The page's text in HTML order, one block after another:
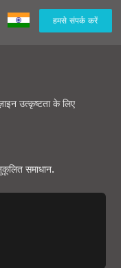
हमसे संपर्क करें
उत्कृष्टता के लिए
समाधान.